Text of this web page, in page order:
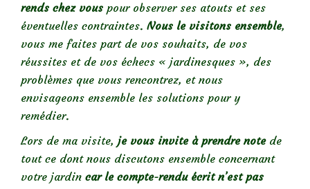
rends chez vous pour observer ses atouts et ses
éventuelles contraintes. Nous le visitons ensemble,
vous me faites part de vos souhaits, de vos
réussites et de vos échecs « jardinesques », des
problèmes que vous rencontrez, et nous
envisageons ensemble les solutions pour y
remédier.
Lors de ma visite, je vous invite à prendre notede
tout ce dont nous discutons ensemble concernant
votre jardin car le compte-rendu écrit n’est pas